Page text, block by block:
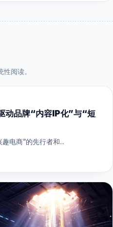
阅读。
动品牌“内容IP化”与“短
电商”的先行者和...